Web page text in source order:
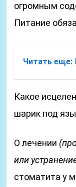
огромным
Питание
Читать еще:
Какое
шарик под
О лечении
или
стоматита у